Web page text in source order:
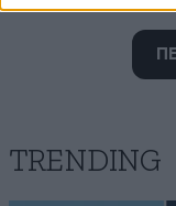
Δεν μπορεί να
είδος.
TRENDING